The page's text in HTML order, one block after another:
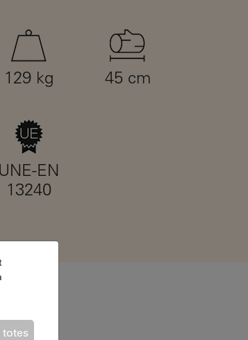
129 kg 45 cm
UNE-EN
13240
totes